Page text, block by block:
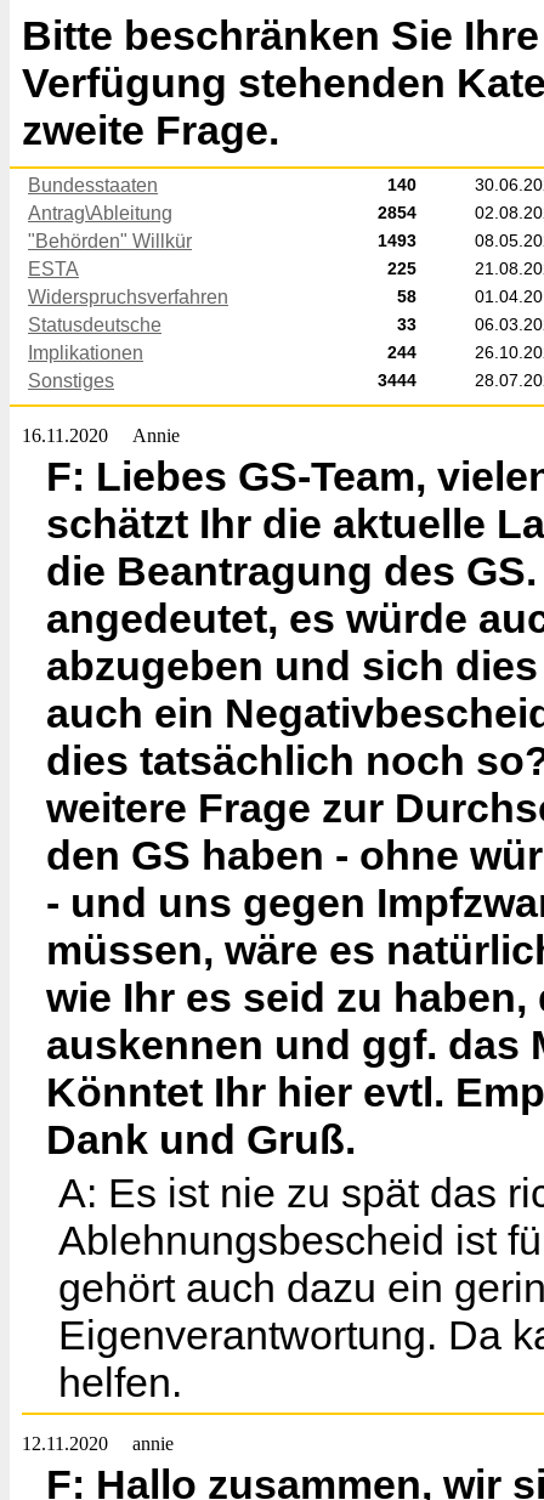
Bitte beschränken Sie
Verfügung stehenden
zweite Frage.
Bundesstaaten 140
Antrag\Ableitung 2854
"Behörden" Willkür 1493
ESTA 225
Widerspruchsverfahren 58
Statusdeutsche 33
Implikationen 244
Sonstiges 3444
16.11.2020 Annie
F: Liebes GS-Team,
schätzt Ihr die aktuelle
die Beantragung des
angedeutet, es würde
abzugeben und sich
auch ein
dies tatsächlich noch
weitere Frage zur
den GS haben - ohne
- und uns gegen
müssen, wäre es
wie Ihr es seid zu
auskennen und ggf. das
Könntet Ihr hier evtl.
Dank und Gruß.
A: Es ist nie zu spät das
Ablehnungsbescheid ist
gehört auch dazu ein
Eigenverantwortung. Da
helfen.
12.11.2020 annie
F: Hallo zusammen, wir